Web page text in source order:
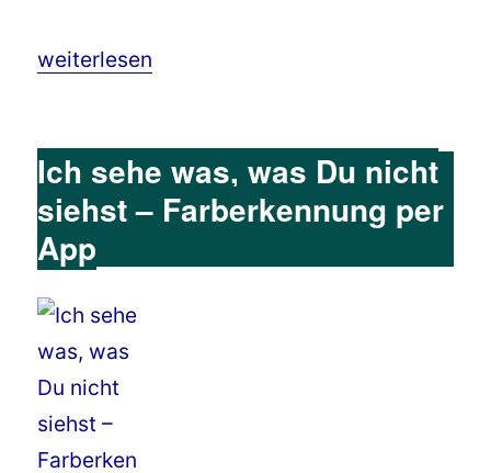
„Linke Fotos – Fotografieren für Linkshänder“
weiterlesen
Ich sehe was, was Du nicht
siehst – Farberkennung per
App